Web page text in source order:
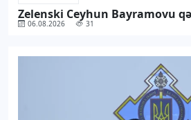
Zelenski Ceyhun Bayramovu
06.08.2026 31